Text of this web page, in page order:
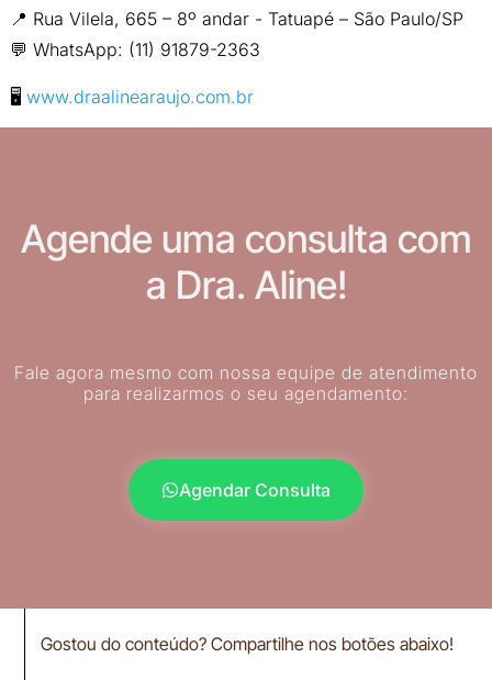
📍 Rua Vilela, 665 – 8º andar - Tatuapé – São Paulo/SP
💬 WhatsApp: (11) 91879-2363
🖥 www.draalinearaujo.com.br
Agende uma consulta com
a Dra. Aline!
Fale agora mesmo com nossa equipe de atendimento
para realizarmos o seu agendamento:
Agendar Consulta
Gostou do conteúdo? Compartilhe nos botões abaixo!